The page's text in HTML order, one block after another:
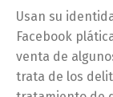
Usan su
Facebook
venta de
trata de los